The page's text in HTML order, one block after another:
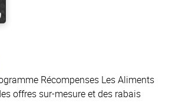
Récompenses Les Aliments
offres sur-mesure et des rabais